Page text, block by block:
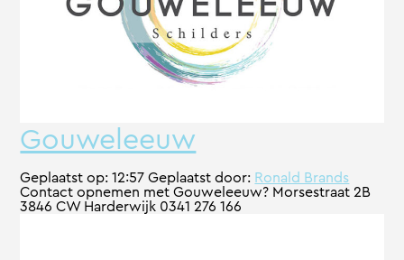
Gouweleeuw
Geplaatst op:12:57Geplaatst door: Ronald Brands
Contact opnemen met Gouweleeuw? Morsestraat 2B
3846 CW Harderwijk 0341 276 166